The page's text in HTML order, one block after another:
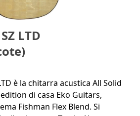
LTD
è la chitarra acustica All Solid
di casa Eko Guitars,
Fishman Flex Blend. Si